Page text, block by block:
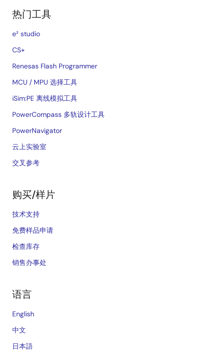
热门工具
e² studio
CS+
Renesas Flash Programmer
MCU / MPU 选择工具
iSim:PE 离线模拟工具
PowerCompass 多轨设计工具
PowerNavigator
云上实验室
交叉参考
购买/样片
技术支持
免费样品申请
检查库存
销售办事处
语言
English
中文
日本語